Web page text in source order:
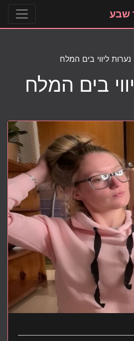
שבע
נערות ליווי בים המלח
בים המלח